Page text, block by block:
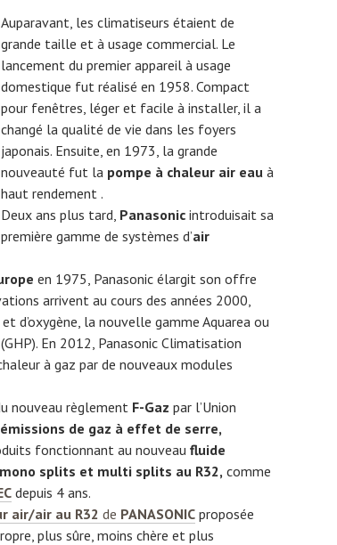
Auparavant, les climatiseurs étaient de
grande taille et à usage commercial. Le
lancement du premier appareil à usage
domestique fut réalisé en 1958. Compact
pour fenêtres, léger et facile à installer, il a
changé la qualité de vie dans les foyers
japonais. Ensuite, en 1973, la grande
nouveauté fut la pompe à chaleur air eau à
haut rendement .
Deux ans plus tard, Panasonic introduisait sa
première gamme de systèmes d’air
en 1975, Panasonic élargit son offre
arrivent au cours des années 2000,
d’oxygène, la nouvelle gamme Aquarea ou
En 2012, Panasonic Climatisation
à gaz par de nouveaux modules
nouveau règlement F-Gaz par l’Union
émissions de gaz à effet de serre,
fonctionnant au nouveau fluide
mono splits et multi splits au R32, comme
depuis 4 ans.
air/air au R32 de PANASONIC proposée
plus sûre, moins chère et plus